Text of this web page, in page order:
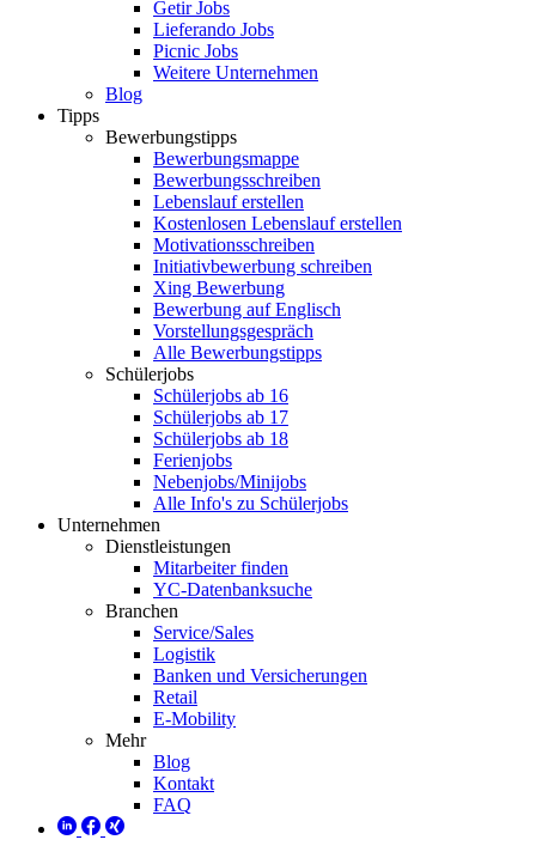
Getir Jobs
Lieferando Jobs
Picnic Jobs
Weitere Unternehmen
Blog
Tipps
Bewerbungstipps
Bewerbungsmappe
Bewerbungsschreiben
Lebenslauf erstellen
Kostenlosen Lebenslauf erstellen
Motivationsschreiben
Initiativbewerbung schreiben
Xing Bewerbung
Bewerbung auf Englisch
Vorstellungsgespräch
Alle Bewerbungstipps
Schülerjobs
Schülerjobs ab 16
Schülerjobs ab 17
Schülerjobs ab 18
Ferienjobs
Nebenjobs/Minijobs
Alle Info's zu Schülerjobs
Unternehmen
Dienstleistungen
Mitarbeiter finden
YC-Datenbanksuche
Branchen
Service/Sales
Logistik
Banken und Versicherungen
Retail
E-Mobility
Mehr
Blog
Kontakt
FAQ